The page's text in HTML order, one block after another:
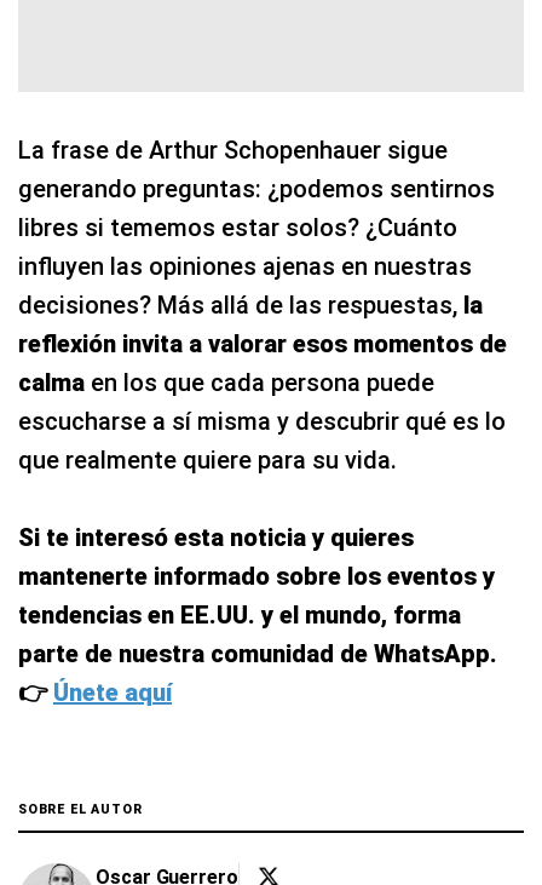
La frase de Arthur Schopenhauer sigue
generando preguntas: ¿podemos sentirnos
libres si tememos estar solos? ¿Cuánto
influyen las opiniones ajenas en nuestras
decisiones? Más allá de las respuestas, la
reflexión invita a valorar esos momentos de
calma en los que cada persona puede
escucharse a sí misma y descubrir qué es lo
que realmente quiere para su vida.
Si te interesó esta noticia y quieres
mantenerte informado sobre los eventos y
tendencias en EE.UU. y el mundo, forma
parte de nuestra comunidad de WhatsApp.
👉 Únete aquí
SOBRE EL AUTOR
Oscar Guerrero